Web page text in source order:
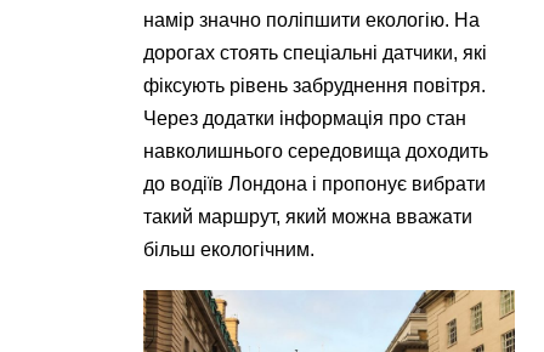
намір значно поліпшити екологію. На
дорогах стоять спеціальні датчики, які
фіксують рівень забруднення повітря.
Через додатки інформація про стан
навколишнього середовища доходить
до водіїв Лондона і пропонує вибрати
такий маршрут, який можна вважати
більш екологічним.